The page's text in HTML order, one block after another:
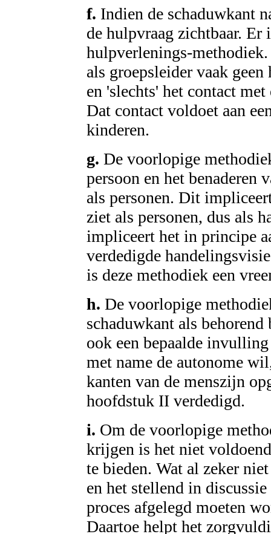
f. Indien de schaduwkant
de hulpvraag zichtbaar. Er
hulpverlenings-
als groepsleider vaak
en 'slechts' het contact
Dat contact voldoet aan
kinderen.
g. De voorlopige
persoon en het benaderen
als personen. Dit
ziet als personen, dus als
impliceert het in principe
verdedigde
is deze methodiek een
h. De voorlopige
schaduwkant als
ook een bepaalde
met name de autonome
kanten van de menszijn
hoofdstuk II verdedigd.
i. Om de voorlopige
krijgen is het niet
te bieden. Wat al zeker
en het stellend in
proces afgelegd moeten
Daartoe helpt het